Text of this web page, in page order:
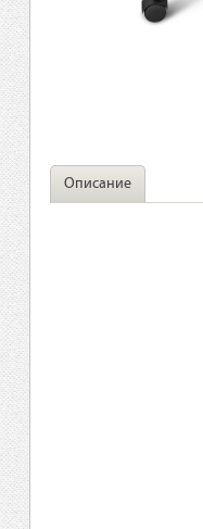
Описание